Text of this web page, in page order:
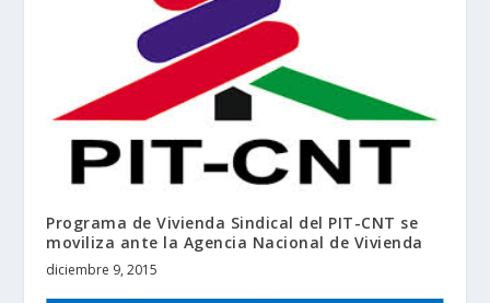
Programa de Vivienda Sindical del PIT-CNT se
moviliza ante la Agencia Nacional de Vivienda
diciembre 9, 2015